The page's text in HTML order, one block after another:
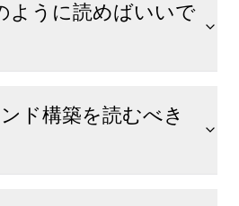
ように読めばいいで
ド構築を読むべき